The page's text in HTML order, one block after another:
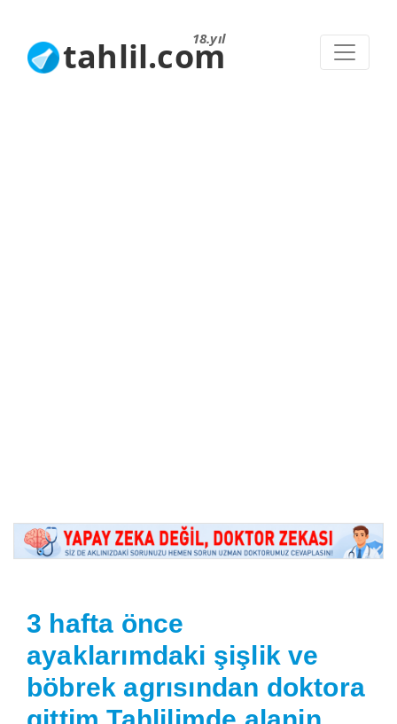
18.yıl
tahlil.com
3 hafta önce
ayaklarımdaki şişlik ve
böbrek agrısından doktora